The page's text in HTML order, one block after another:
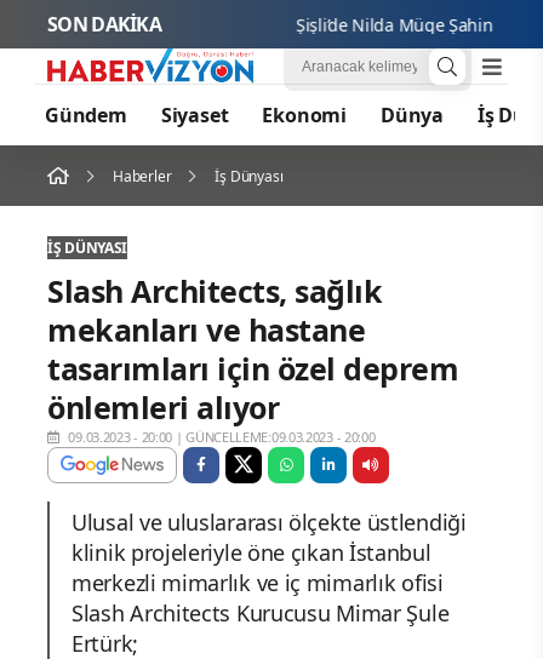
SON DAKİKA Şişli’de Nilda Müge Şahin cinayeti:
Gündem Siyaset Ekonomi Dünya İş
Haberler İş Dünyası
İŞ DÜNYASI
Slash Architects, sağlık
mekanları ve hastane
tasarımları için özel deprem
önlemleri alıyor
09.03.2023 - 20:00 |GÜNCELLEME:09.03.2023 - 20:00
Ulusal ve uluslararası ölçekte üstlendiği
klinik projeleriyle öne çıkan İstanbul
merkezli mimarlık ve iç mimarlık ofisi
Slash Architects Kurucusu Mimar Şule
Ertürk;